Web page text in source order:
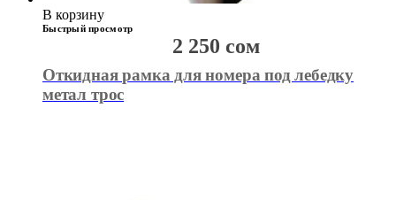
В корзину
Быстрый просмотр
Откидная рамка для номера под лебедку
метал трос
2 250 сом